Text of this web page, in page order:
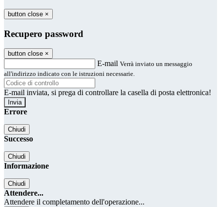
button close ×
Recupero password
button close ×
E-mail Verrà inviato un messaggio
all'indirizzo indicato con le istruzioni necessarie.
E-mail inviata, si prega di controllare la casella di posta elettronica!
Errore
Chiudi
Successo
Chiudi
Informazione
Chiudi
Attendere...
Attendere il completamento dell'operazione...